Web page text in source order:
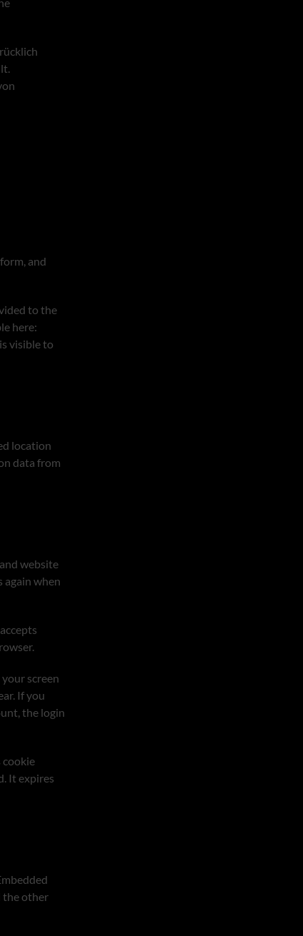
and
to the
here:
visible to
location
data from
website
again when
screen
If you
the login
cookie
It expires
the other